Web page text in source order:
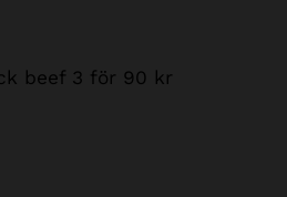
beef 3 för 90 kr